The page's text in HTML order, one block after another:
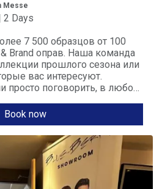
Messe
2 Days
7 500 образцов от 100
Brand оправ. Наша команда
прошлого сезона или
вас интересуют.
просто поговорить, в любом
Book now